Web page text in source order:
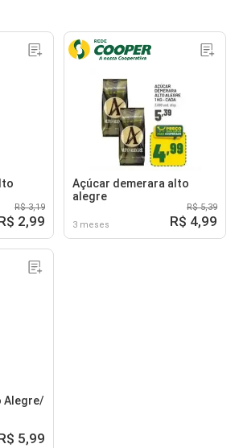
R$ 3,19
2,99
Açúcar demerara alto
alegre
3 meses
R$ 5,39
R$ 4,99
Alegre/
5,99